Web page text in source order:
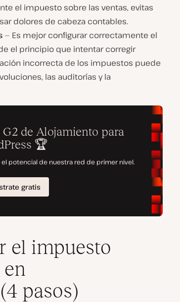
el impuesto sobre las ventas, evitas
dolores de cabeza contables.
— Es mejor configurar correctamente el
el principio que intentar corregir
incorrecta de los impuestos puede
las auditorías y la
el impuesto
pasos)